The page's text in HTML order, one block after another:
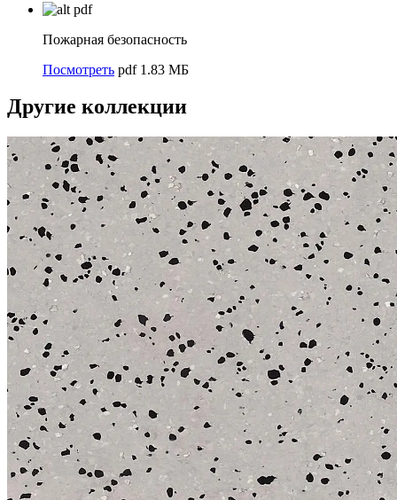
pdf
Пожарная безопасность
Посмотреть pdf 1.83 МБ
Другие коллекции